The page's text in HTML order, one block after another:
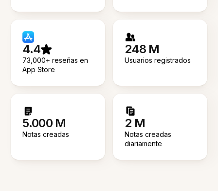
4.4
73,000+ reseñas en
App Store
248 M
Usuarios registrados
5.000 M
Notas creadas
2 M
Notas creadas
diariamente